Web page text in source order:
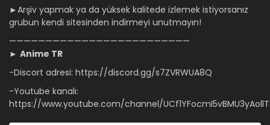
►Arşiv yapmak ya da yüksek kalitede izlemek istiyorsanız
grubun kendi sitesinden indirmeyi unutmayın!
—————————————————————————
► Anime TR
-Discort adresi: https://discord.gg/s7ZVRWUA8Q
-Youtube kanalı:
https://www.youtube.com/channel/